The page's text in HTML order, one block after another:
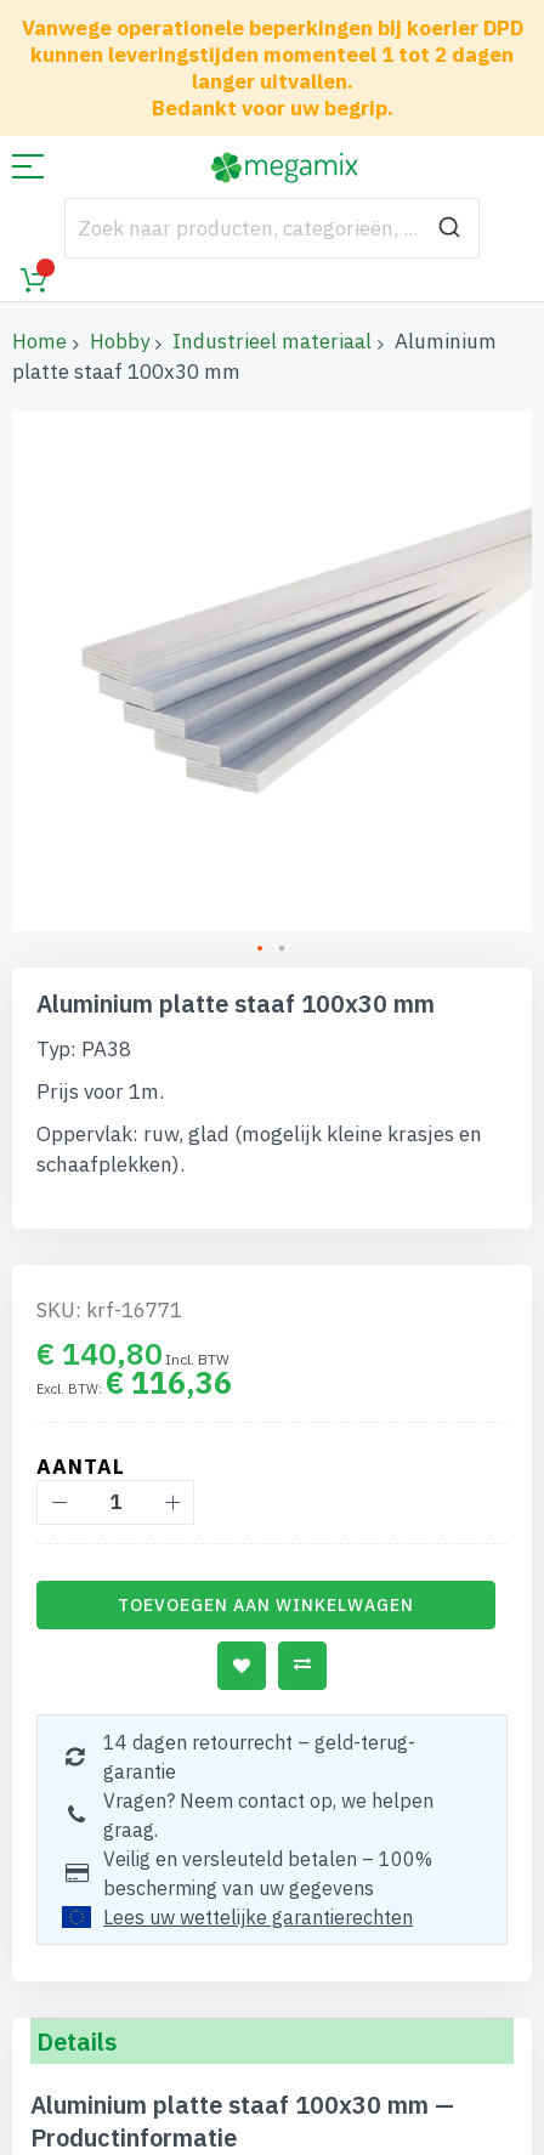
Vanwege operationele beperkingen bij koerier DPD
kunnen leveringstijden momenteel 1 tot 2 dagen
langer uitvallen.
Bedankt voor uw begrip.
Home Hobby Industrieel materiaal
Aluminium
platte staaf 100x30 mm
naar
begin
afbeeldingen-
Aluminium platte staaf 100x30 mm
Typ: PA38
Prijs voor 1m.
Oppervlak: ruw, glad (mogelijk kleine krasjes en
schaafplekken).
SKU: krf-16771
€ 140,80
€ 116,36
AANTAL
TOEVOEGEN AAN WINKELWAGEN
14 dagen retourrecht – geld-terug-
garantie
Vragen? Neem contact op, we helpen
graag.
Veilig en versleuteld betalen – 100%
bescherming van uw gegevens
Lees uw wettelijke garantierechten
Details
Aluminium platte staaf 100x30 mm —
Productinformatie